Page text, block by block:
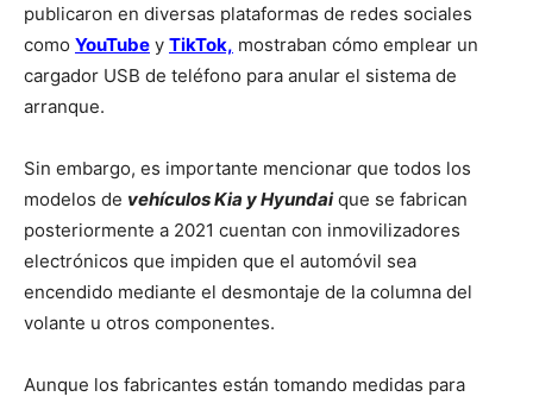
publicaron en diversas plataformas de redes sociales
como YouTube y TikTok, mostraban cómo emplear un
cargador USB de teléfono para anular el sistema de
arranque.
Sin embargo, es importante mencionar que todos los
modelos de vehículos Kia y Hyundaique se fabrican
posteriormente a 2021 cuentan con inmovilizadores
electrónicos que impiden que el automóvil sea
encendido mediante el desmontaje de la columna del
volante u otros componentes.
Aunque los fabricantes están tomando medidas para